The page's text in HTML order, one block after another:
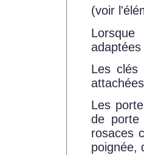
(voir
Les clés
Les
de porte
rosaces
poignée,